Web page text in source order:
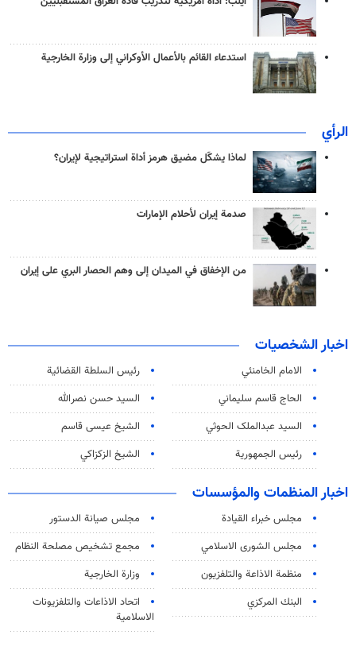
استدعاء القائم بالأعمال الأوكراني إلى وزارة الخارجية
الرأي
لماذا يشكّل مضيق هرمز أداة استراتيجية لإيران؟
صدمة إيران لأحلام الإمارات
من الإخفاق في الميدان إلى وهم الحصار البري على إيران
اخبار الشخصيات
الامام الخامنئي
رئیس السلطة القضائیة
الحاج قاسم سليماني
السيد حسن نصرالله
السید عبدالملک الحوثي
الشيخ عيسى قاسم
رئيس الجمهورية
الشيخ الزكزاكي
اخبار المنظمات والمؤسسات
مجلس خبراء القيادة
مجلس صيانة الدستور
مجلس الشورى الاسلامي
مجمع تشخيص مصلحة النظام
منظمة الاذاعة والتلفزیون
وزارة الخارجية
البنك المركزي
اتحاد الاذاعات والتلفزيونات
الاسلامية